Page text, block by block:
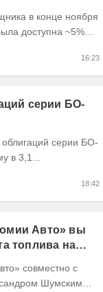
доступна ~5%
16:23
серии БО-
в 3,1...
18:42
Авто» вы
топлива на
совместно с
Шумским